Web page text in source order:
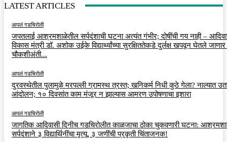
LATEST ARTICLES
आपलं गडचिरोली
जपतलाई आश्रमशाळेतील सर्पदंशाची घटना अत्यंत गंभीर; दोषींची गय नाही –
विकास मंत्री डॉ. अशोक उईके विद्यार्थ्यांच्या सुरक्षिततेकडे दुर्लक्ष खपवून घेतले जाणार
चौकशीअंती...
आपलं गडचिरोली
दुरवस्थेतील पुलामुळे मरपल्ली ग्रामस्थ त्रस्त; खनिकर्म निधी कुठे गेला? नाल्यात
आंदोलन; १० दिवसांत काम मंजूर न झाल्यास आमरण उपोषणाचा इशारा
आपलं गडचिरोली
जागतिक आदिवासी दिनीच गडचिरोलीत काळजाचा ठोका चुकवणारी घटना:
सर्पदंशाने ३ विद्यार्थिनींचा मृत्यू, ३ जणींची प्रकृती चिंताजनक!